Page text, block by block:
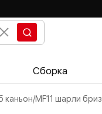
Сборка
MF11 шарли бриз